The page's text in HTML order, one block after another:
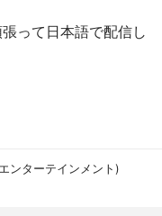
って日本語で配信し
ンターテインメント)